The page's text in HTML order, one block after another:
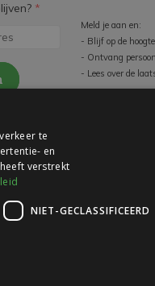
*
beperkingen
Meld je aan en:
- Blijf op de
- Ontvang
- Lees over de
te
en
verstrekt
NIET-GECLASSIFICEERD